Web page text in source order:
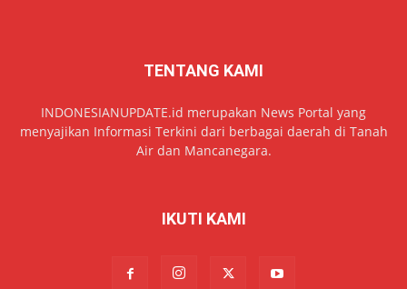
TENTANG KAMI
INDONESIANUPDATE.id merupakan News Portal yang
menyajikan Informasi Terkini dari berbagai daerah di Tanah
Air dan Mancanegara.
IKUTI KAMI